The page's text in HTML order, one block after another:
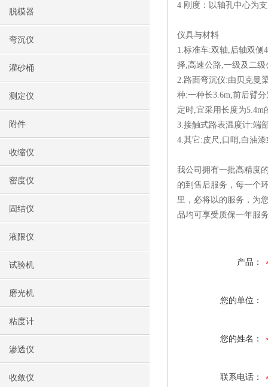
脱模器
弯沉仪
灌砂桶
测定仪
附件
收缩仪
密度仪
固结仪
液限仪
试验机
磨光机
粘度计
渗透仪
收敛仪
4 刚度：以轴孔中心为
仪具与材料
1.标准车:双轴,后轴双侧
择,高速公路,一级及二
2.路面弯沉仪:由贝克曼
种:一种长3.6m,前后臂
定时,宜采用长度为
3.接触式路表温度计:端
4.其它:皮尺,口哨,白油
我公司拥有一批高精度
的到售后服务，每一个
里，必将以的服务，为
品均可享受质保一年服
产品：
您的单位：
您的姓名：
联系电话：